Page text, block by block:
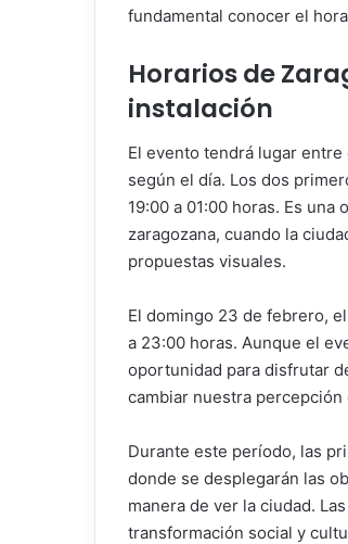
fundamental conocer el
Horarios de
instalación
El evento tendrá lugar
según el día. Los dos
19:00 a 01:00 horas. Es
zaragozana, cuando la
propuestas visuales.
El domingo 23 de febrero,
a 23:00 horas. Aunque el
oportunidad para disfrutar
cambiar nuestra percepción
Durante este período, las
donde se desplegarán las
manera de ver la ciudad.
transformación social y